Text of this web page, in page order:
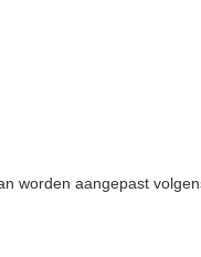
worden aangepast